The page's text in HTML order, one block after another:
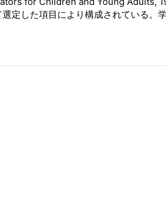
定した項目により構成されている。